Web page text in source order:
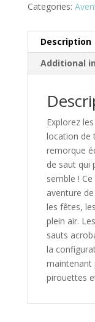
Categories:
Description
Additional
Explorez
location de
remorque
de saut qui
semble !
aventure
les fêtes,
plein air.
sauts
la
maintenant
pirouettes